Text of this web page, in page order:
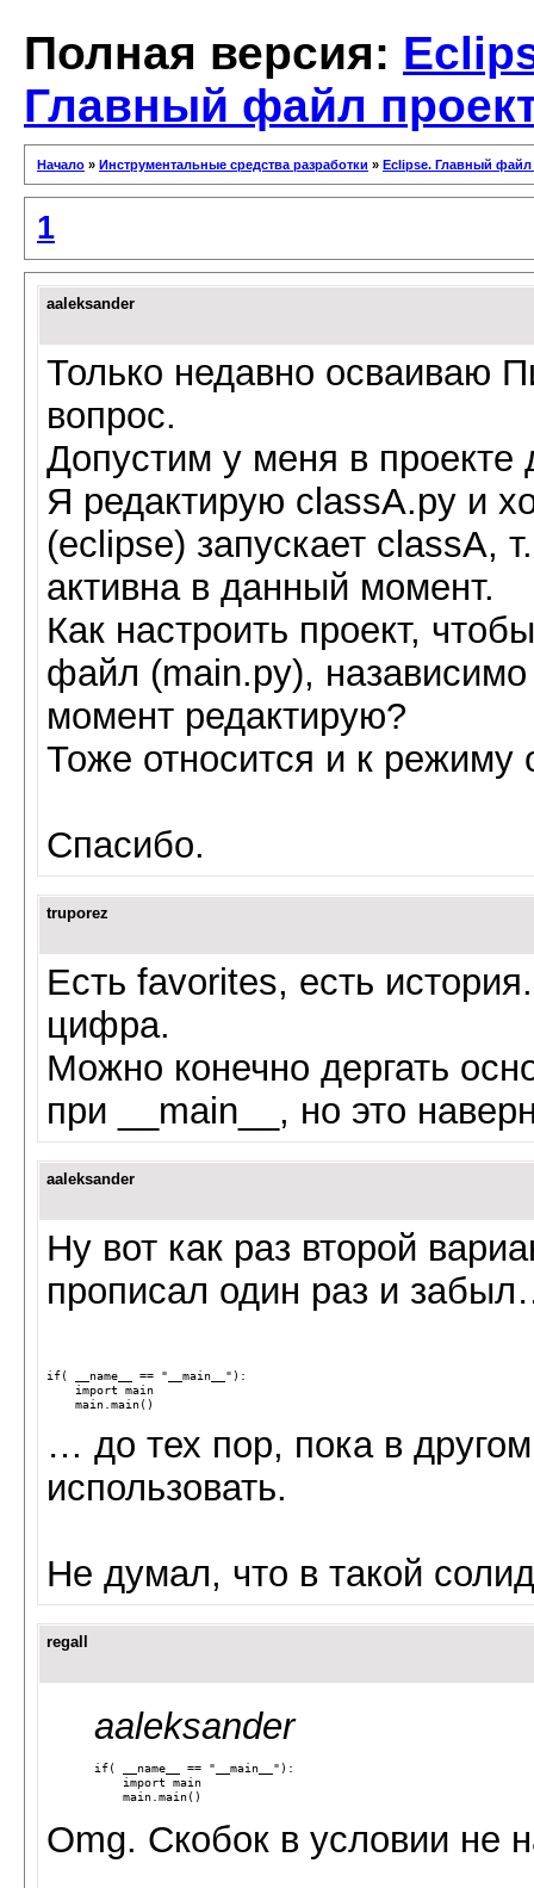
Полная версия:
Главный файл
Начало » Инструментальные средства разработки » Eclipse. Главный файл
1
aaleksander
Только недавно осваиваю
вопрос.
Допустим у меня в
Я редактирую classA.py и
(eclipse) запускает classА,
активна в данный момент.
Как настроить проект,
файл (main.py),
момент редактирую?
Тоже относится и к режиму
Спасибо.
truporez
Есть favorites, есть
цифра.
Можно конечно дергать
при __main__, но это
aaleksander
Ну вот как раз второй
прописал один раз и
if( __name__ == "__main__"):
    import main
    main.main()
… до тех пор, пока в
использовать.
Не думал, что в такой
regall
aaleksander
if( __name__ == "__main__"):
    import main
    main.main()
Omg. Скобок в условии не